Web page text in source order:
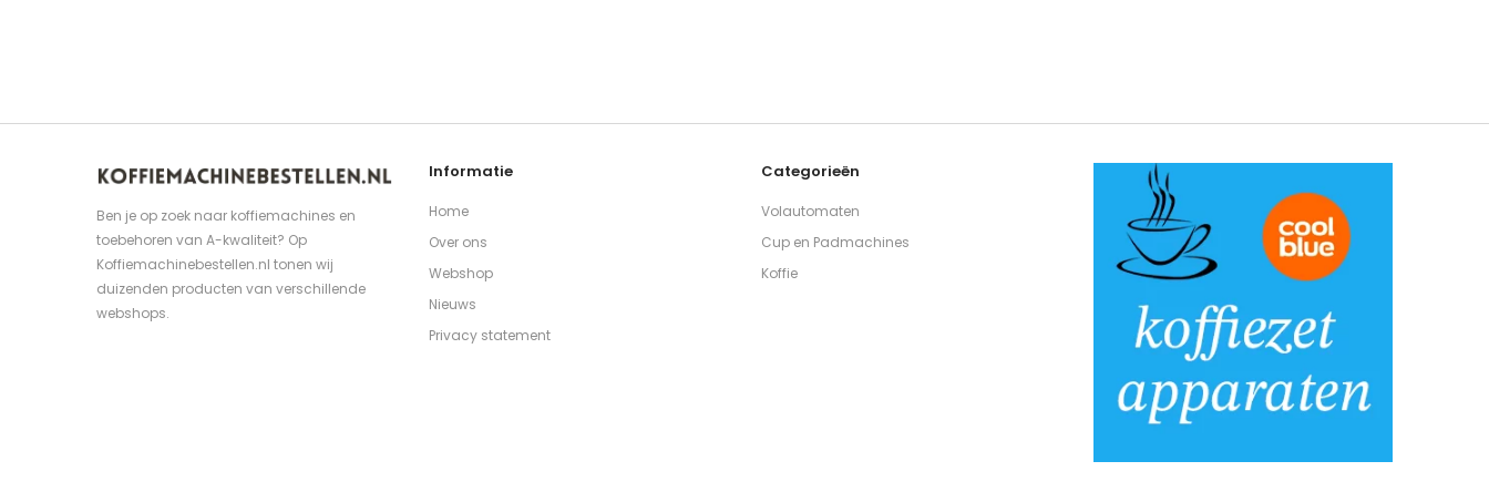
Ben je op zoek naar koffiemachines en
toebehoren van A-kwaliteit? Op
Koffiemachinebestellen.nl tonen wij
duizenden producten van verschillende
webshops.
Informatie
Home
Over ons
Webshop
Nieuws
Privacy statement
Categorieën
Volautomaten
Cup en Padmachines
Koffie